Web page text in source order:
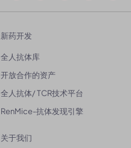
新药开发
全人抗体库
开放合作的资产
全人抗体/ TCR技术平台
RenMice-抗体发现引擎
关于我们